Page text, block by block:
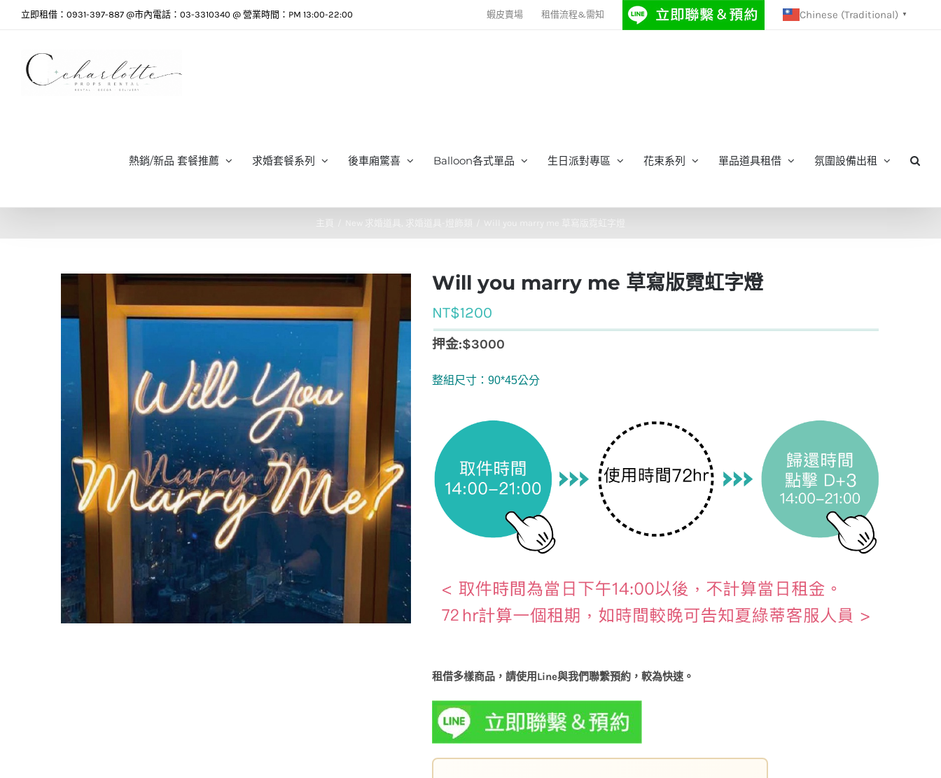
立即租借：0931-397-887 @市內電話：03-3310340 @ 營業時間：PM 13:00-22:00 蝦皮賣場 租借流程&需知 Chinese (Traditional) ▼
熱銷/新品 套餐推薦 求婚套餐系列 後車廂驚喜 Balloon各式單品 生日派對專區 花束系列 單品道具租借 氛圍設備出租
New 求婚道具 求婚道具-燈飾類 Will you marry me 草寫版霓虹字燈
Will you marry me 草寫版霓虹字燈
NT$1200
押金:$3000
整組尺寸：90*45公分
租借多樣商品，請使用Line與我們聯繫預約，較為快速。